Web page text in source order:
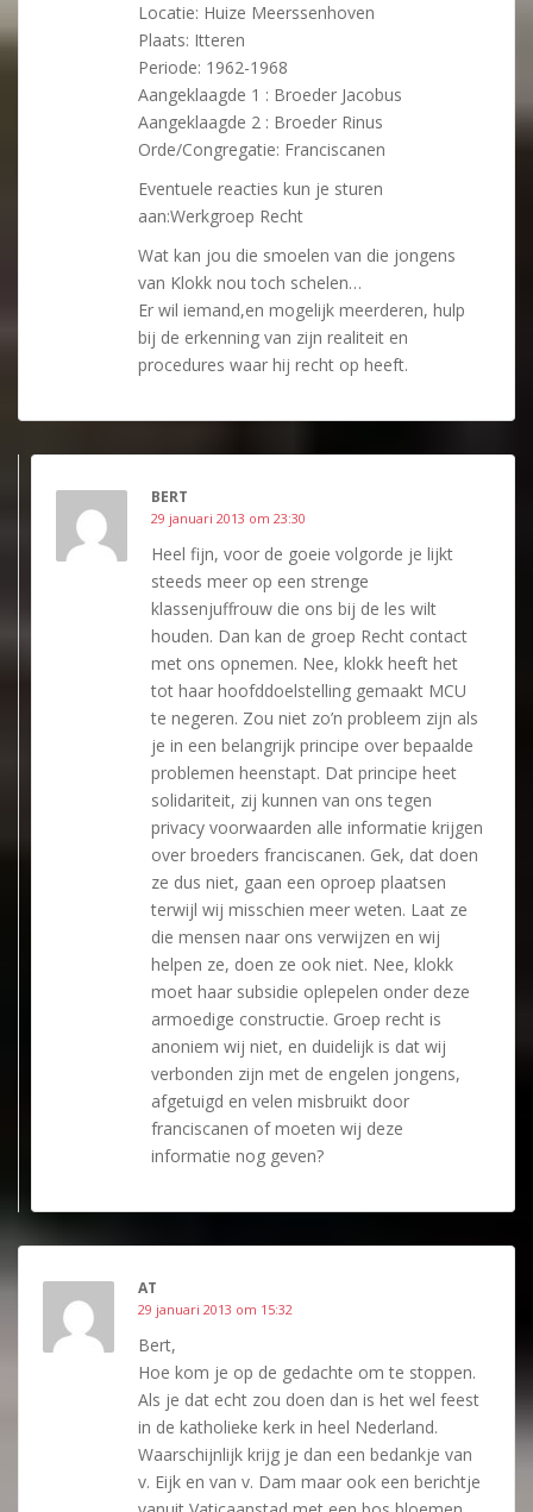
Locatie: Huize Meerssenhoven
Plaats: Itteren
Periode: 1962-1968
Aangeklaagde 1 : Broeder Jacobus
Aangeklaagde 2 : Broeder Rinus
Orde/Congregatie: Franciscanen
Eventuele reacties kun je sturen
aan:Werkgroep Recht
Wat kan jou die smoelen van die jongens
van Klokk nou toch schelen…
Er wil iemand,en mogelijk meerderen, hulp
bij de erkenning van zijn realiteit en
procedures waar hij recht op heeft.
BERT
29 januari 2013 om 23:30
Heel fijn, voor de goeie volgorde je lijkt
steeds meer op een strenge
klassenjuffrouw die ons bij de les wilt
houden. Dan kan de groep Recht contact
met ons opnemen. Nee, klokk heeft het
tot haar hoofddoelstelling gemaakt MCU
te negeren. Zou niet zo’n probleem zijn als
je in een belangrijk principe over bepaalde
problemen heenstapt. Dat principe heet
solidariteit, zij kunnen van ons tegen
privacy voorwaarden alle informatie krijgen
over broeders franciscanen. Gek, dat doen
ze dus niet, gaan een oproep plaatsen
terwijl wij misschien meer weten. Laat ze
die mensen naar ons verwijzen en wij
helpen ze, doen ze ook niet. Nee, klokk
moet haar subsidie oplepelen onder deze
armoedige constructie. Groep recht is
anoniem wij niet, en duidelijk is dat wij
verbonden zijn met de engelen jongens,
afgetuigd en velen misbruikt door
franciscanen of moeten wij deze
informatie nog geven?
AT
29 januari 2013 om 15:32
Bert,
Hoe kom je op de gedachte om te stoppen.
Als je dat echt zou doen dan is het wel feest
in de katholieke kerk in heel Nederland.
Waarschijnlijk krijg je dan een bedankje van
v. Eijk en van v. Dam maar ook een berichtje